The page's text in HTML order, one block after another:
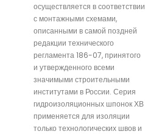
осуществляется в соответствии
с монтажными схемами,
описанными в самой поздней
редакции технического
регламента 186-07, принятого
и утвержденного всеми
значимыми строительными
институтами в России. Серия
гидроизоляционных шпонок ХВ
применяется для изоляции
только технологических швов и